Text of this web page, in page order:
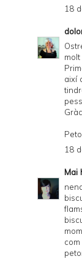
18
així
18
Mai
com